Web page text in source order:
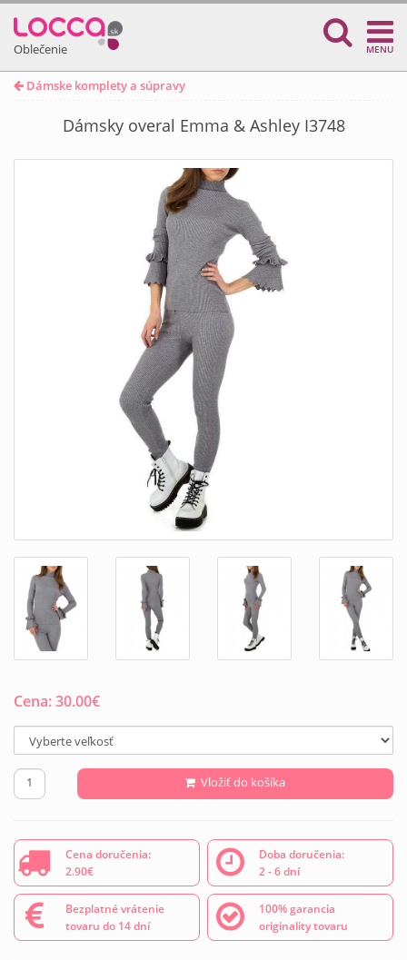
Oblečenie MENU
Dámske komplety a súpravy
Dámsky overal Emma & Ashley I3748
Cena:30.00€
Vložiť do košíka
Cena doručenia:
2.90€
Doba doručenia:
2 - 6 dní
Bezplatné vrátenie
tovaru do 14 dní
100% garancia
originality tovaru